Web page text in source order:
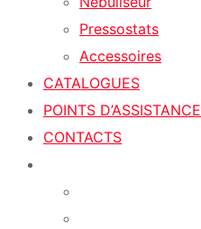
Pressostats
Accessoires
CATALOGUES
POINTS D’ASSISTANCE
CONTACTS